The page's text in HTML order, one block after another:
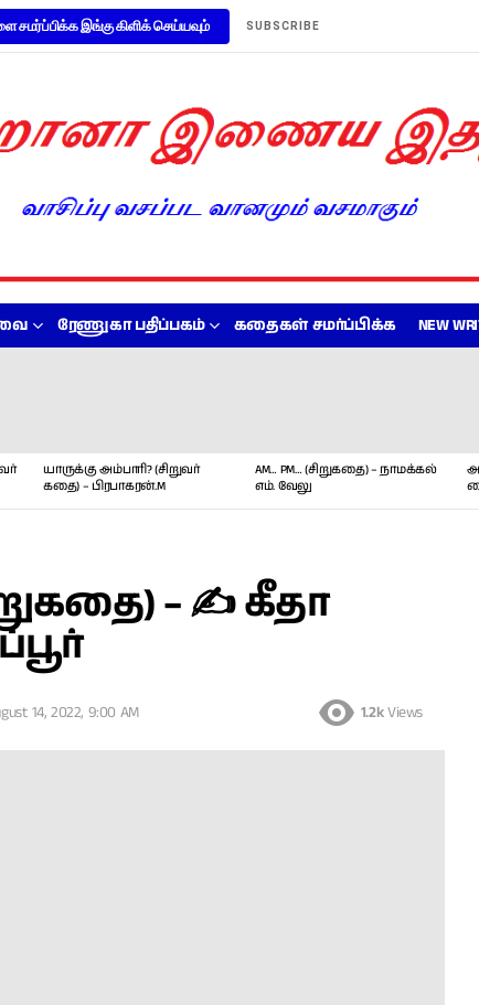
சமர்ப்பிக்க இங்கு கிளிக் செய்யவும் SUBSCRIBE
ரேணுகா பதிப்பகம் கதைகள் சமர்ப்பிக்க NEW
யாருக்கு அம்பாரி? (சிறுவர்
கதை) – பிரபாகரன்.M
AM… PM… (சிறுகதை) – நாமக்கல்
எம். வேலு
– ✍ கீதா
14, 2022, 9:00 AM 1.2k Views